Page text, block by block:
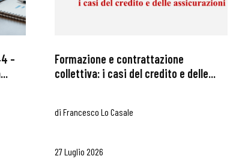
–
Formazione e contrattazione
collettiva: i casi del credito e delle...
di Francesco Lo Casale
27 Luglio 2026